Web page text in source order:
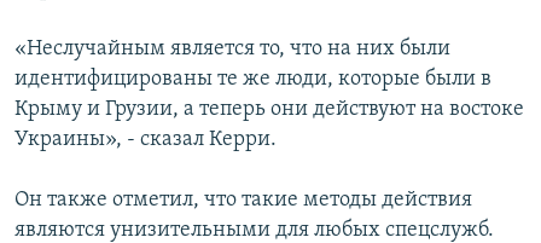
«Неслучайным является то, что на них были
идентифицированы те же люди, которые были в
Крыму и Грузии, а теперь они действуют на востоке
Украины», - сказал Керри.
Он также отметил, что такие методы действия
являются унизительными для любых спецслужб.